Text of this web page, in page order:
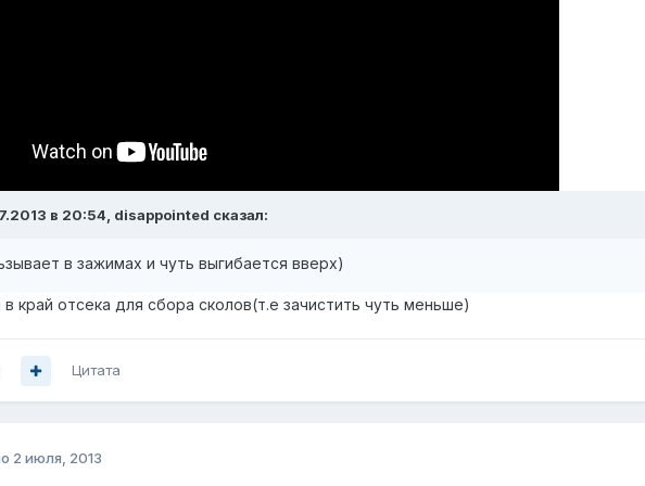
в 20:54, disappointed сказал:
в зажимах и чуть выгибается вверх)
в край отсека для сбора сколов(т.е зачистить чуть меньше)
Цитата
2 июля, 2013